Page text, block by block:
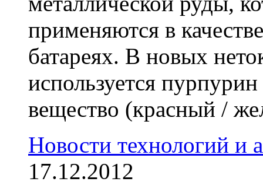
применяются в
батареях. В новых
используется
вещество (красный /
Новости технологий и
17.12.2012